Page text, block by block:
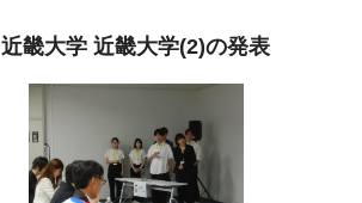
近畿大学 近畿大学(2)の発表